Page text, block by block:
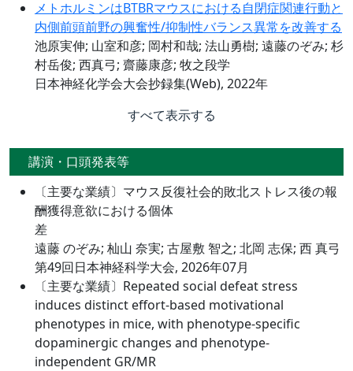
メトホルミンはBTBRマウスにおける自閉症関連行動と
内側前頭前野の興奮性/抑制性バランス異常を改善する
池原実伸; 山室和彦; 岡村和哉; 法山勇樹; 遠藤のぞみ; 杉
村岳俊; 西真弓; 齋藤康彦; 牧之段学
日本神経化学会大会抄録集(Web), 2022年
すべて表示する
講演・口頭発表等
〔主要な業績〕マウス反復社会的敗北ストレス後の報
酬獲得意欲における個体
差
遠藤 のぞみ; 杣山 奈実; 古屋敷 智之; 北岡 志保; 西 真弓
第49回日本神経科学大会, 2026年07月
〔主要な業績〕Repeated social defeat stress
induces distinct effort-based motivational
phenotypes in mice, with phenotype-specific
dopaminergic changes and phenotype-
independent GR/MR